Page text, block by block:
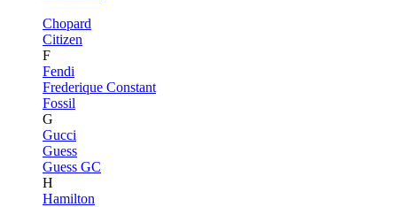
Chopard
Citizen
F
Fendi
Frederique Constant
Fossil
G
Gucci
Guess
Guess GC
H
Hamilton